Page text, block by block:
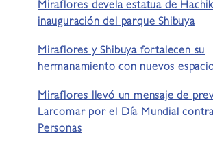
Miraflores devela estatua de
inauguración del parque Shibuya
Miraflores y Shibuya fortalecen su
hermanamiento con nuevos
Miraflores llevó un mensaje de
Larcomar por el Día Mundial
Personas